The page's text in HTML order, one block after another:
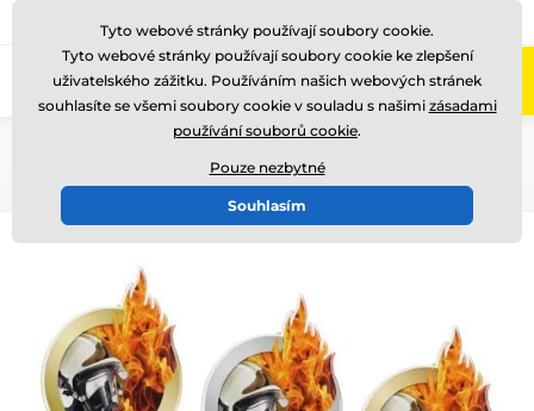
Zavolejte nám (Po-Pá 8-17)
Tyto webové stránky používají soubory cookie.
Tyto webové stránky používají soubory cookie ke zlepšení
uživatelského zážitku. Používáním našich webových stránek
souhlasíte se všemi soubory cookie v souladu s našimi zásadami
používání souborů cookie.
Pouze nezbytné
Souhlasím